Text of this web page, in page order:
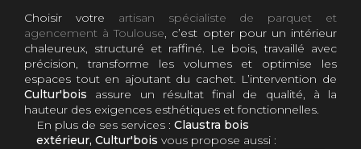
Choisir votre artisan spécialiste de parquet et
agencement à Toulouse, c’est opter pour un intérieur
chaleureux, structuré et raffiné. Le bois, travaillé avec
précision, transforme les volumes et optimise les
espaces tout en ajoutant du cachet. L’intervention de
Cultur'bois assure un résultat final de qualité, à la
hauteur des exigences esthétiques et fonctionnelles.
En plus de ses services : Claustra bois
extérieur, Cultur'bois vous propose aussi :